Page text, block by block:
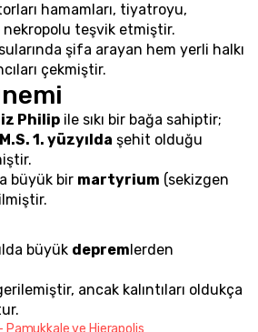
hamamları, tiyatroyu,
nekropolu teşvik etmiştir.
şifa arayan hem yerli halkı
çekmiştir.
Philip ile sıkı bir bağa sahiptir;
M.S. 1. yüzyılda şehit olduğu
büyük bir martyrium (sekizgen
büyük deprem lerden
ancak kalıntıları oldukça